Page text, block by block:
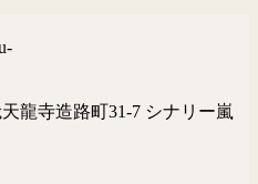
龍寺造路町31-7 シナリー嵐